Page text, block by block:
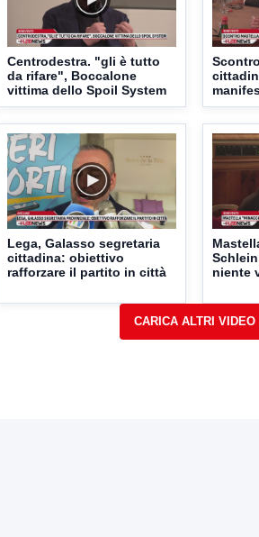
Centrodestra. "gli è tutto
da rifare", Boccalone
vittima dello Spoil System
Lega, Galasso segretaria
cittadina: obiettivo
rafforzare il partito in città
niente